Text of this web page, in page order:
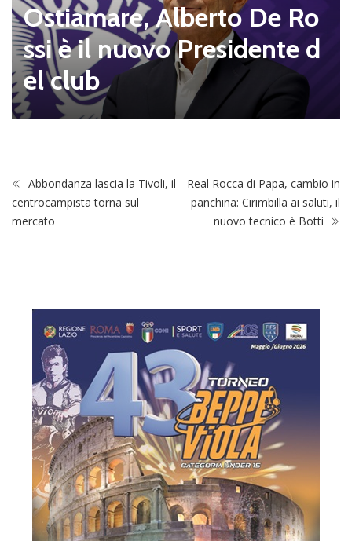
Ostiamare, Alberto De Ro
ssi è il nuovo Presidente d
el club
Abbondanza lascia la Tivoli, il
centrocampista torna sul
mercato
Real Rocca di Papa, cambio in
panchina: Cirimbilla ai saluti, il
nuovo tecnico è Botti